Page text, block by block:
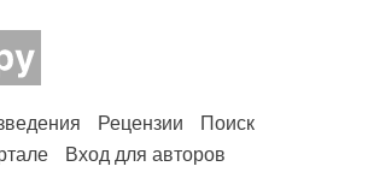
Рецензии
Поиск
Вход для авторов